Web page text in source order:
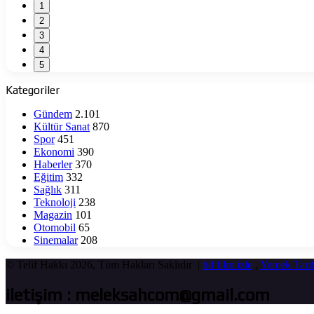
1
2
3
4
5
Kategoriler
Gündem 2.101
Kültür Sanat 870
Spor 451
Ekonomi 390
Haberler 370
Eğitim 332
Sağlık 311
Teknoloji 238
Magazin 101
Otomobil 65
Sinemalar 208
© Telif Hakkı 2026, Tüm Hakları Saklıdır | hd film izle , Yemek
iletişim : meleksahcom@gmail.com